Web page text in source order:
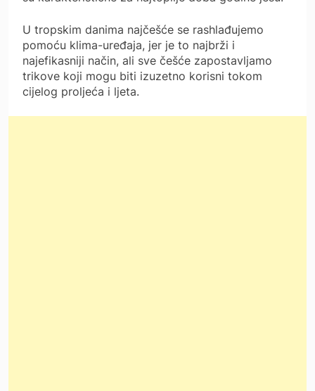
U tropskim danima najčešće se rashlađujemo
pomoću klima-uređaja, jer je to najbrži i
najefikasniji način, ali sve češće zapostavljamo
trikove koji mogu biti izuzetno korisni tokom
cijelog proljeća i ljeta.